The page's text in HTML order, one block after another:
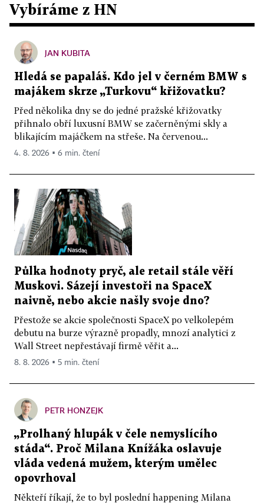
Vybíráme z HN
JAN KUBITA
Hledá se papaláš. Kdo jel v černém BMW s
majákem skrze „Turkovu“ křižovatku?
Před několika dny se do jedné pražské křižovatky
přihnalo obří luxusní BMW se začerněnými skly a
blikajícím majáčkem na střeše. Na červenou...
4. 8. 2026 ▪ 6 min. čtení
Půlka hodnoty pryč, ale retail stále věří
Muskovi. Sázejí investoři na SpaceX
naivně, nebo akcie našly svoje dno?
Přestože se akcie společnosti SpaceX po velkolepém
debutu na burze výrazně propadly, mnozí analytici z
Wall Street nepřestávají firmě věřit a...
8. 8. 2026 ▪ 5 min. čtení
PETR HONZEJK
„Prolhaný hlupák v čele nemyslícího
stáda“. Proč Milana Knížáka oslavuje
vláda vedená mužem, kterým umělec
opovrhoval
Někteří říkají, že to byl poslední happening Milana